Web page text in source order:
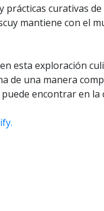
prácticas curativas
mantiene con el
esta exploración
de una manera
encontrar en la